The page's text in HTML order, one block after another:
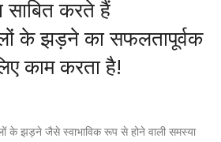
करते हैं
के झड़ने का सफलतापूर्वक
काम करता है!
के झड़ने जैसे स्वाभाविक रूप से होने वाली समस्या